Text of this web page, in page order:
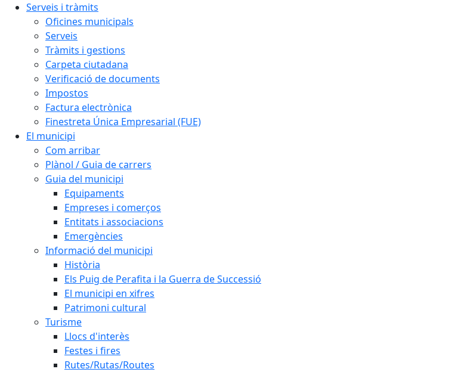
Serveis i tràmits
Oficines municipals
Serveis
Tràmits i gestions
Carpeta ciutadana
Verificació de documents
Impostos
Factura electrònica
Finestreta Única Empresarial (FUE)
El municipi
Com arribar
Plànol / Guia de carrers
Guia del municipi
Equipaments
Empreses i comerços
Entitats i associacions
Emergències
Informació del municipi
Història
Els Puig de Perafita i la Guerra de Successió
El municipi en xifres
Patrimoni cultural
Turisme
Llocs d'interès
Festes i fires
Rutes/Rutas/Routes